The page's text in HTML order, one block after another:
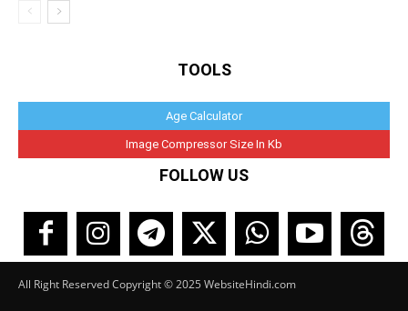
TOOLS
Age Calculator
Image Compressor Size In Kb
FOLLOW US
All Right Reserved Copyright © 2025 WebsiteHindi.com